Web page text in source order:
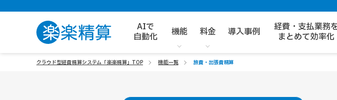
AIで
自動化
機能 料金 導入事例
経費・支払業務
まとめて効率化
クラウド型経費精算システム「楽楽精算」TOP 機能一覧 旅費・出張費精算